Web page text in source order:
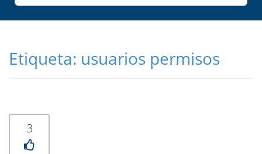
Etiqueta: usuarios permisos
3